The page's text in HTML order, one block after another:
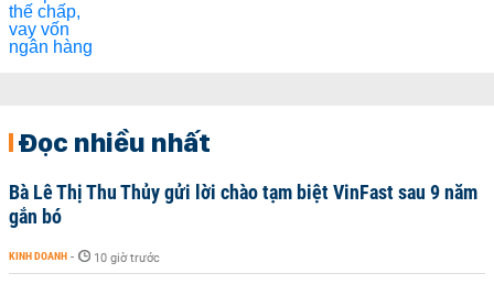
Đọc nhiều nhất
Bà Lê Thị Thu Thủy gửi lời chào tạm biệt VinFast sau 9 năm
gắn bó
KINH DOANH - 10 giờ trước